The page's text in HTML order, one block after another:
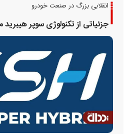
انقلابی بزرگ در صنعت خودرو
جزئیاتی از تکنولوژی سوپر